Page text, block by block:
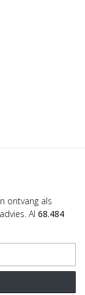
ontvang als
Al 68.484